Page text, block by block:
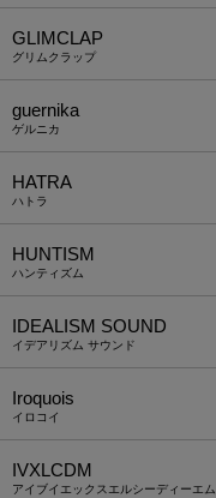
GLIMCLAP
グリムクラップ
guernika
ゲルニカ
HATRA
ハトラ
HUNTISM
ハンティズム
IDEALISM SOUND
イデアリズム サウンド
Iroquois
イロコイ
IVXLCDM
アイブイエックスエルシーディーエム